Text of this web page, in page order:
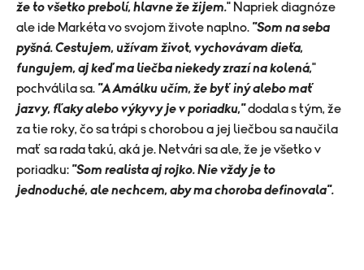
že to všetko prebolí, hlavne že žijem." Napriek diagnóze
ale ide Markéta vo svojom živote naplno. "Som na seba
pyšná. Cestujem, užívam život, vychovávam dieťa,
fungujem, aj keď ma liečba niekedy zrazí na kolená,"
pochválila sa. "A Amálku učím, že byť iný alebo mať
jazvy, fľaky alebo výkyvy je v poriadku,"dodala s tým, že
za tie roky, čo sa trápi s chorobou a jej liečbou sa naučila
mať sa rada takú, aká je. Netvári sa ale, že je všetko v
poriadku: "Som realista aj rojko. Nie vždy je to
jednoduché, ale nechcem, aby ma choroba definovala".